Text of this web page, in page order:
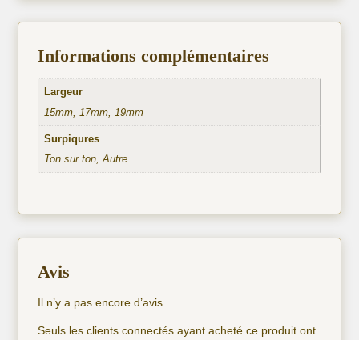
Informations complémentaires
Largeur
15mm, 17mm, 19mm
Surpiqures
Ton sur ton, Autre
Avis
Il n’y a pas encore d’avis.
Seuls les clients connectés ayant acheté ce produit ont